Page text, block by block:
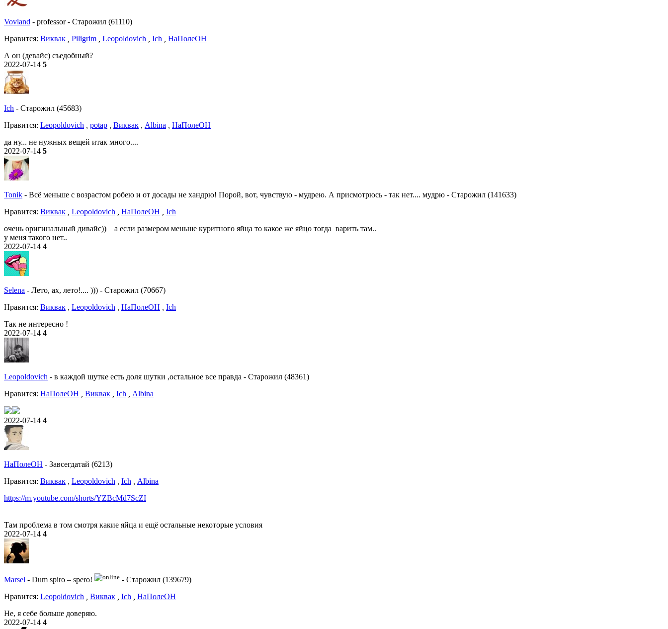
Vovland - professor - Старожил (61110)
Нравитcя: Виквак Piligrim Leopoldovich Ich
НаПолеОН
А он (девайс) съедобный?
2022-07-14 5
Ich - Старожил (45683)
Нравитcя: Leopoldovich potap Виквак Albina
НаПолеОН
да ну... не нужных вещей итак много....
2022-07-14 5
Tonik - Всё меньше с возрастом робею и от досады не хандрю! Порой, вот, чувствую - мудрею. А присмотрюсь - так нет.... мудрю - Старожил (141633)
Нравитcя: Виквак Leopoldovich НаПолеОН
Ich
очень оригинальный дивайс)) а если размером меньше куритного яйца то какое же яйцо тогда варить там..
у меня такого нет..
2022-07-14 4
Selena - Лето, ах, лето!.... ))) - Старожил (70667)
Нравитcя: Виквак Leopoldovich НаПолеОН
Ich
Так не интересно !
2022-07-14 4
Leopoldovich - в каждой шутке есть доля шутки ,остальное все правда - Старожил (48361)
Нравитcя: НаПолеОН Виквак Ich Albina
2022-07-14 4
НаПолеОН - Завсегдатай (6213)
Нравитcя: Виквак Leopoldovich Ich
Albina
https://m.youtube.com/shorts/YZBcMd7ScZI
Там проблема в том смотря какие яйца и ещё остальные некоторые условия
2022-07-14 4
Marsel - Dum spiro – spero! - Старожил (139679)
Нравитcя: Leopoldovich Виквак Ich
НаПолеОН
Не, я себе больше доверяю.
2022-07-14 4